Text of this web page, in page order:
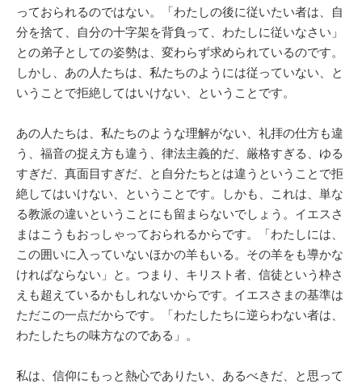
っておられるのではない。「わたしの後に従いたい者は、自
分を捨て、自分の十字架を背負って、わたしに従いなさい」
との弟子としての姿勢は、変わらず求められているのです。
しかし、あの人たちは、私たちのようには従っていない、と
いうことで拒絶してはいけない、ということです。
あの人たちは、私たちのような理解がない、礼拝の仕方も違
う、福音の捉え方も違う、律法主義的だ、厳格すぎる、ゆる
すぎだ、真面目すぎだ、と自分たちとは違うということで拒
絶してはいけない、ということです。しかも、これは、単な
る教派の違いということにも留まらないでしょう。イエスさ
まはこうもおっしゃっておられるからです。「わたしには、
この囲いに入っていないほかの羊もいる。その羊をも導かな
ければならない」と。つまり、キリスト者、信徒という枠さ
えも超えているかもしれないからです。イエスさまの基準は
ただこの一点だからです。「わたしたちに逆らわない者は、
わたしたちの味方なのである」。
私は、信仰にもっと熱心でありたい、あるべきだ、と思って